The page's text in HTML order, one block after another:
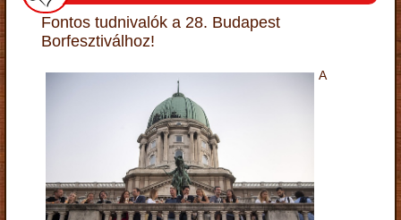
Fontos tudnivalók a 28. Budapest
Borfesztiválhoz!
A